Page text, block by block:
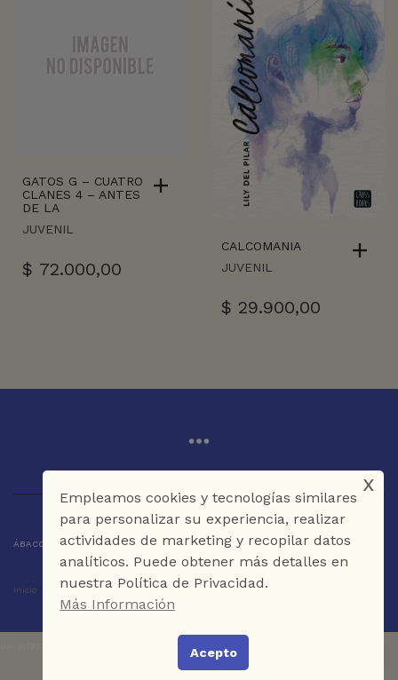
GATOS G – CUATRO
CLANES 4 – ANTES
DE LA
JUVENIL
$ 72.000,00
CALCOMANIA
JUVENIL
$ 29.900,00
ÁBACO LIBROS Y CAFÉ © 2025 CARTAGENA DE INDIAS - COLOMBIA
Inicio Tienda La Librería Galería Café Contáctenos
Empleamos cookies y tecnologías similares
para personalizar su experiencia, realizar
actividades de marketing y recopilar datos
analíticos. Puede obtener más detalles en
nuestra Política de Privacidad.
Más Información
Acepto
x